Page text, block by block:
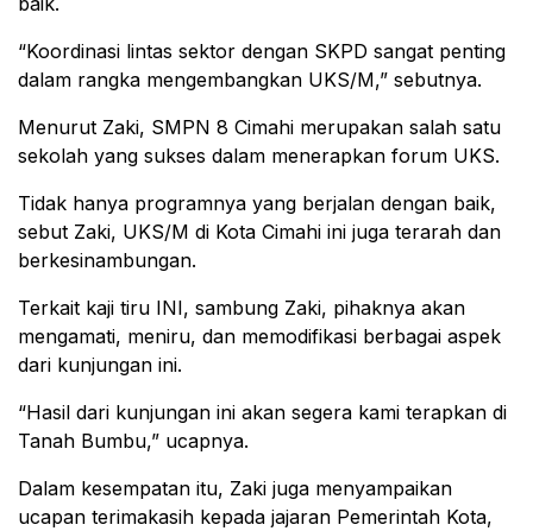
“Koordinasi lintas sektor dengan SKPD sangat penting
dalam rangka mengembangkan UKS/M,” sebutnya.
Menurut Zaki, SMPN 8 Cimahi merupakan salah satu
sekolah yang sukses dalam menerapkan forum UKS.
Tidak hanya programnya yang berjalan dengan baik,
sebut Zaki, UKS/M di Kota Cimahi ini juga terarah dan
berkesinambungan.
Terkait kaji tiru INI, sambung Zaki, pihaknya akan
mengamati, meniru, dan memodifikasi berbagai aspek
dari kunjungan ini.
“Hasil dari kunjungan ini akan segera kami terapkan di
Tanah Bumbu,” ucapnya.
Dalam kesempatan itu, Zaki juga menyampaikan
ucapan terimakasih kepada jajaran Pemerintah Kota,